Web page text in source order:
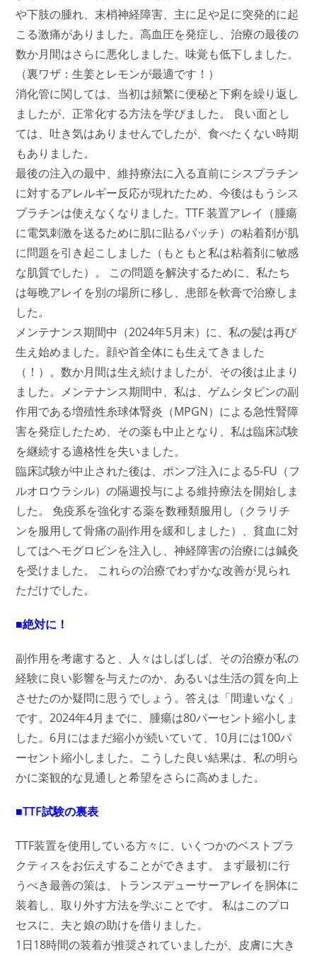
や下肢の腫れ、末梢神経障害、主に足や足に突発的に起
こる激痛がありました。高血圧を発症し、治療の最後の
数か月間はさらに悪化しました。味覚も低下しました。
（裏ワザ：生姜とレモンが最適です！）
消化管に関しては、当初は頻繁に便秘と下痢を繰り返し
ましたが、正常化する方法を学びました。 良い面とし
ては、吐き気はありませんでしたが、食べたくない時期
もありました。
最後の注入の最中、維持療法に入る直前にシスプラチン
に対するアレルギー反応が現れたため、今後はもうシス
プラチンは使えなくなりました。TTF 装置アレイ（腫瘍
に電気刺激を送るために肌に貼るパッチ）の粘着剤が肌
に問題を引き起こしました（もともと私は粘着剤に敏感
な肌質でした）。 この問題を解決するために、私たち
は毎晩アレイを別の場所に移し、患部を軟膏で治療しま
した。
メンテナンス期間中（2024年5月末）に、私の髪は再び
生え始めました。顔や首全体にも生えてきました
（！）。数か月間は生え続けましたが、その後は止まり
ました。メンテナンス期間中、私は、ゲムシタビンの副
作用である増殖性糸球体腎炎（MPGN）による急性腎障
害を発症したため、その薬も中止となり、私は臨床試験
を継続する適格性を失いました。
臨床試験が中止された後は、ポンプ注入による5-FU（フ
ルオロウラシル）の隔週投与による維持療法を開始しま
した。 免疫系を強化する薬を数種類服用し（クラリチ
ンを服用して骨痛の副作用を緩和しました）、貧血に対
してはヘモグロビンを注入し、神経障害の治療には鍼灸
を受けました。 これらの治療でわずかな改善が見られ
ただけでした。
■絶対に！
副作用を考慮すると、人々はしばしば、その治療が私の
経験に良い影響を与えたのか、あるいは生活の質を向上
させたのか疑問に思うでしょう。答えは「間違いなく」
です。2024年4月までに、腫瘍は80パーセント縮小しま
した。6月にはまだ縮小が続いていて、10月には100パ
ーセント縮小しました。こうした良い結果は、私の明ら
かに楽観的な見通しと希望をさらに高めました。
■TTF試験の裏表
TTF装置を使用している方々に、いくつかのベストプラ
クティスをお伝えすることができます。 まず最初に行
うべき最善の策は、トランスデューサーアレイを胴体に
装着し、取り外す方法を学ぶことです。 私はこのプロ
セスに、夫と娘の助けを借りました。
1日18時間の装着が推奨されていましたが、皮膚に大き